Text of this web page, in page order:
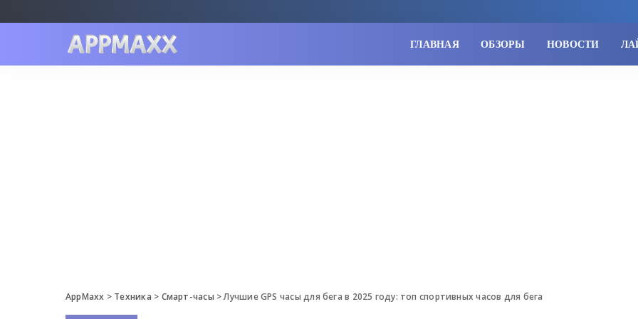
ГЛАВНАЯ ОБЗОРЫ НОВОСТИ
AppMaxx > Техника > Смарт-часы >Лучшие GPS часы для бега в 2025 году: топ спортивных часов для бега